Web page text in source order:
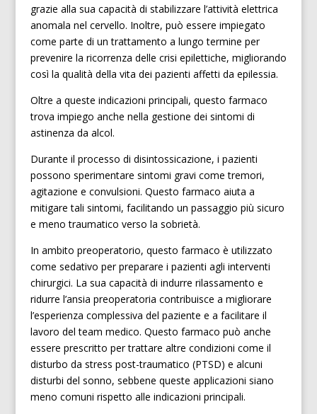
grazie alla sua capacità di stabilizzare l’attività elettrica
anomala nel cervello. Inoltre, può essere impiegato
come parte di un trattamento a lungo termine per
prevenire la ricorrenza delle crisi epilettiche, migliorando
così la qualità della vita dei pazienti affetti da epilessia.
Oltre a queste indicazioni principali, questo farmaco
trova impiego anche nella gestione dei sintomi di
astinenza da alcol.
Durante il processo di disintossicazione, i pazienti
possono sperimentare sintomi gravi come tremori,
agitazione e convulsioni. Questo farmaco aiuta a
mitigare tali sintomi, facilitando un passaggio più sicuro
e meno traumatico verso la sobrietà.
In ambito preoperatorio, questo farmaco è utilizzato
come sedativo per preparare i pazienti agli interventi
chirurgici. La sua capacità di indurre rilassamento e
ridurre l’ansia preoperatoria contribuisce a migliorare
l’esperienza complessiva del paziente e a facilitare il
lavoro del team medico. Questo farmaco può anche
essere prescritto per trattare altre condizioni come il
disturbo da stress post-traumatico (PTSD) e alcuni
disturbi del sonno, sebbene queste applicazioni siano
meno comuni rispetto alle indicazioni principali.